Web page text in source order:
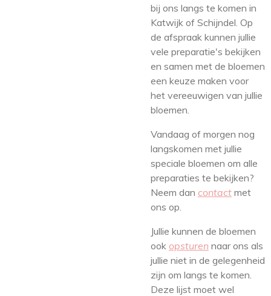
bij ons langs te komen in
Katwijk of Schijndel. Op
de afspraak kunnen jullie
vele preparatie's bekijken
en samen met de bloemen
een keuze maken voor
het vereeuwigen van jullie
bloemen.
Vandaag of morgen nog
langskomen met jullie
speciale bloemen om alle
preparaties te bekijken?
Neem dan contact met
ons op.
Jullie kunnen de bloemen
ook opsturen naar ons als
jullie niet in de gelegenheid
zijn om langs te komen.
Deze lijst moet wel